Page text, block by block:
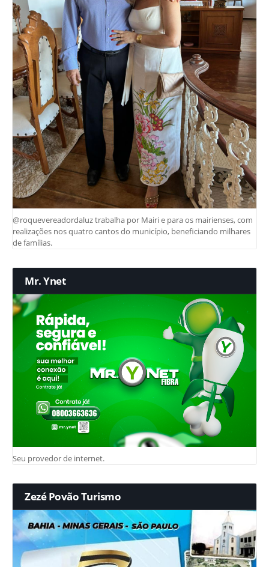
@roquevereadordaluz trabalha por Mairi e para os mairienses, com
realizações nos quatro cantos do município, beneficiando milhares
de famílias.
Mr. Ynet
Seu provedor de internet.
Zezé Povão Turismo